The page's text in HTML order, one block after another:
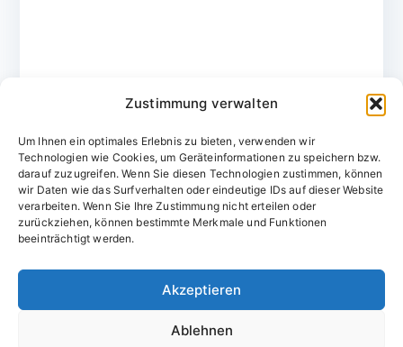
Zustimmung verwalten
Um Ihnen ein optimales Erlebnis zu bieten, verwenden wir
Technologien wie Cookies, um Geräteinformationen zu speichern bzw.
darauf zuzugreifen. Wenn Sie diesen Technologien zustimmen, können
wir Daten wie das Surfverhalten oder eindeutige IDs auf dieser Website
verarbeiten. Wenn Sie Ihre Zustimmung nicht erteilen oder
zurückziehen, können bestimmte Merkmale und Funktionen
beeinträchtigt werden.
Akzeptieren
Ablehnen
Domainvergabestelle.de